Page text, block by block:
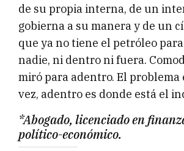
de su propia interna, de un
gobierna a su manera y de un
que ya no tiene el petróleo
nadie, ni dentro ni fuera.
miró para adentro. El problema
vez, adentro es donde está el
*Abogado, licenciado en
político-económico.